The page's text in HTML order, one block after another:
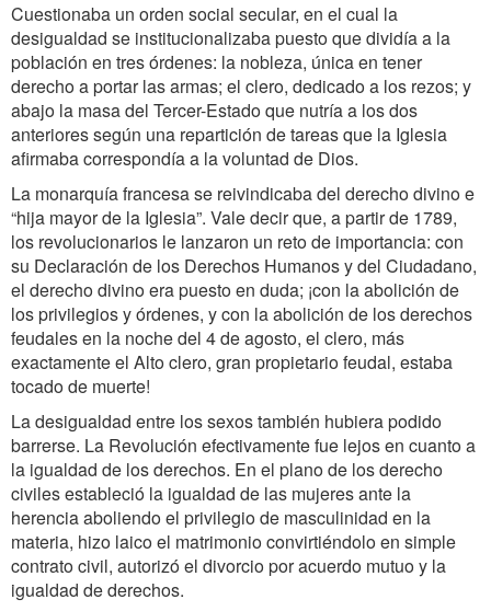
Cuestionaba un orden social secular, en el cual la
desigualdad se institucionalizaba puesto que dividía a la
población en tres órdenes: la nobleza, única en tener
derecho a portar las armas; el clero, dedicado a los rezos; y
abajo la masa del Tercer-Estado que nutría a los dos
anteriores según una repartición de tareas que la Iglesia
afirmaba correspondía a la voluntad de Dios.
La monarquía francesa se reivindicaba del derecho divino e
“hija mayor de la Iglesia”. Vale decir que, a partir de 1789,
los revolucionarios le lanzaron un reto de importancia: con
su Declaración de los Derechos Humanos y del Ciudadano,
el derecho divino era puesto en duda; ¡con la abolición de
los privilegios y órdenes, y con la abolición de los derechos
feudales en la noche del 4 de agosto, el clero, más
exactamente el Alto clero, gran propietario feudal, estaba
tocado de muerte!
La desigualdad entre los sexos también hubiera podido
barrerse. La Revolución efectivamente fue lejos en cuanto a
la igualdad de los derechos. En el plano de los derecho
civiles estableció la igualdad de las mujeres ante la
herencia aboliendo el privilegio de masculinidad en la
materia, hizo laico el matrimonio convirtiéndolo en simple
contrato civil, autorizó el divorcio por acuerdo mutuo y la
igualdad de derechos.